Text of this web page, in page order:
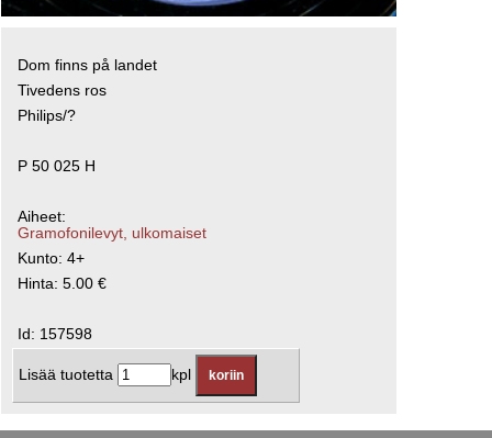
Dom finns på landet
Tivedens ros
Philips/?
P 50 025 H
Aiheet:
Gramofonilevyt, ulkomaiset
Kunto: 4+
Hinta: 5.00 €
Id: 157598
Lisää tuotetta kpl